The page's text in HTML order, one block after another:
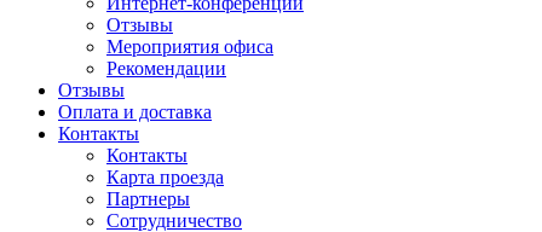
Отзывы
Мероприятия офиса
Рекомендации
Отзывы
Оплата и доставка
Контакты
Контакты
Карта проезда
Партнеры
Сотрудничество